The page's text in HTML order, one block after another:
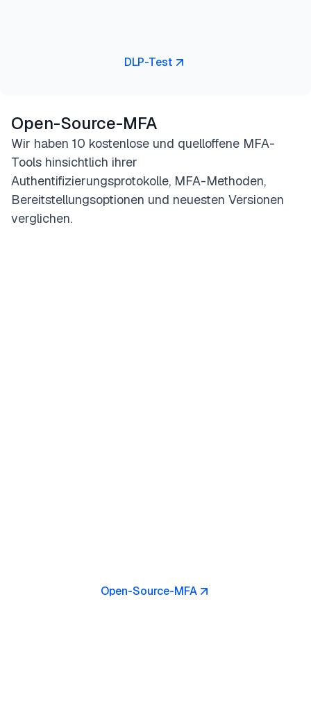
DLP-Test
Open-Source-MFA
Wir haben 10 kostenlose und quelloffene MFA-
Tools hinsichtlich ihrer
Authentifizierungsprotokolle, MFA-Methoden,
Bereitstellungsoptionen und neuesten Versionen
verglichen.
Open-Source-MFA